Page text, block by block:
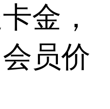
金，
员价